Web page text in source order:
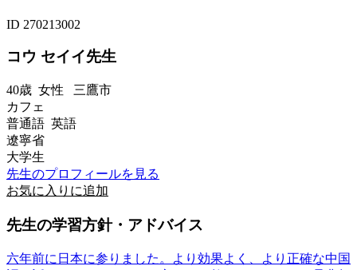
ID 270213002
コウ セイイ先生
40歳 女性 三鷹市
カフェ
普通語 英語
遼寧省
大学生
先生のプロフィールを見る
お気に入りに追加
先生の学習方針・アドバイス
六年前に日本に参りました。より効果よく、より正確な中国